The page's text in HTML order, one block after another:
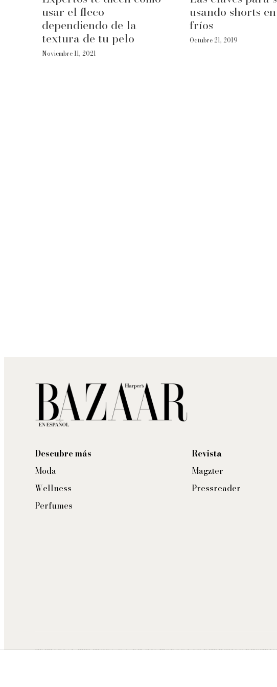
usar el fleco
dependiendo de la
textura de tu pelo
Noviembre 11, 2021
usando shorts
fríos
Octubre 21, 2019
Descubre más
Moda
Wellness
Perfumes
Revista
Magzter
Pressreader
EDITORIAL TELEVISA S.A. DE C.V. TODOS LOS DERECHOS